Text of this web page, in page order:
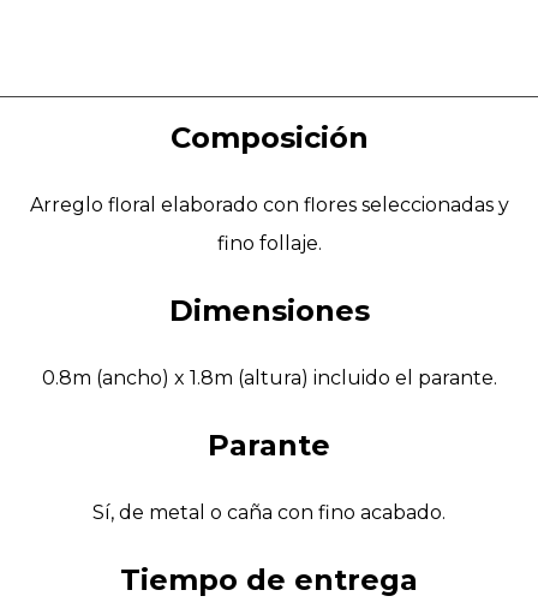
Composición
Arreglo floral elaborado con flores seleccionadas y
fino follaje.
Dimensiones
0.8m (ancho) x 1.8m (altura) incluido el parante.
Parante
Sí, de metal o caña con fino acabado.
Tiempo de entrega